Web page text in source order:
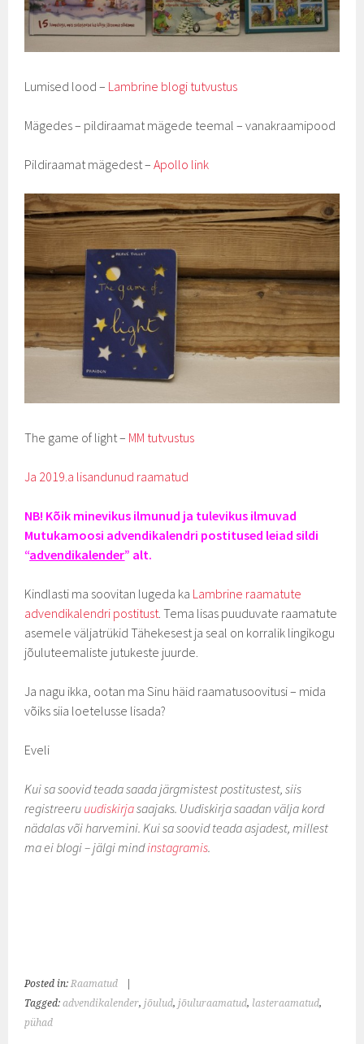
Lumised lood – Lambrine blogi tutvustus
Mägedes – pildiraamat mägede teemal – vanakraamipood
Pildiraamat mägedest –Apollo link
The game of light – MM tutvustus
Ja 2019.a lisandunud raamatud
NB! Kõik minevikus ilmunud ja tulevikus ilmuvad
Mutukamoosi advendikalendri postitused leiad sildi
“advendikalender” alt.
Kindlasti ma soovitan lugeda ka Lambrine raamatute
advendikalendri postitust. Tema lisas puuduvate raamatute
asemele väljatrükid Tähekesest ja seal on korralik lingikogu
jõuluteemaliste jutukeste juurde.
Ja nagu ikka, ootan ma Sinu häid raamatusoovitusi – mida
võiks siia loetelusse lisada?
Eveli
Kui sa soovid teada saada järgmistest postitustest, siis
registreeru uudiskirjasaajaks. Uudiskirja saadan välja kord
nädalas või harvemini. Kui sa soovid teada asjadest, millest
ma ei blogi – jälgi mindinstagramis.
Posted in:Raamatud
Tagged:advendikalender,jõulud,jõuluraamatud, lasteraamatud,
pühad